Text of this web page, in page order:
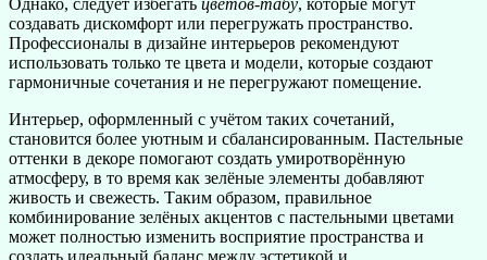
Однако, следует избегать цветов-табу, которые могут
создавать дискомфорт или перегружать пространство.
Профессионалы в дизайне интерьеров рекомендуют
использовать только те цвета и модели, которые создают
гармоничные сочетания и не перегружают помещение.
Интерьер, оформленный с учётом таких сочетаний,
становится более уютным и сбалансированным. Пастельные
оттенки в декоре помогают создать умиротворённую
атмосферу, в то время как зелёные элементы добавляют
живость и свежесть. Таким образом, правильное
комбинирование зелёных акцентов с пастельными цветами
может полностью изменить восприятие пространства и